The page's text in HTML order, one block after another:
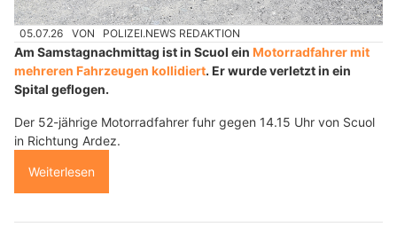
05.07.26 VON POLIZEI.NEWS REDAKTION
Am Samstagnachmittag ist in Scuol ein Motorradfahrer mit
mehreren Fahrzeugen kollidiert. Er wurde verletzt in ein
Spital geflogen.
Der 52-jährige Motorradfahrer fuhr gegen 14.15 Uhr von Scuol
in Richtung Ardez.
Weiterlesen